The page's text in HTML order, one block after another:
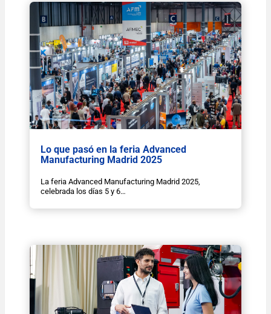
Lo que pasó en la feria Advanced
Manufacturing Madrid 2025
La feria Advanced Manufacturing Madrid 2025,
celebrada los días 5 y 6…